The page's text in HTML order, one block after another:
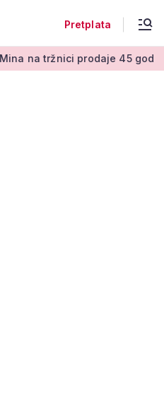
Pretplata
tržnici prodaje 45 godina: